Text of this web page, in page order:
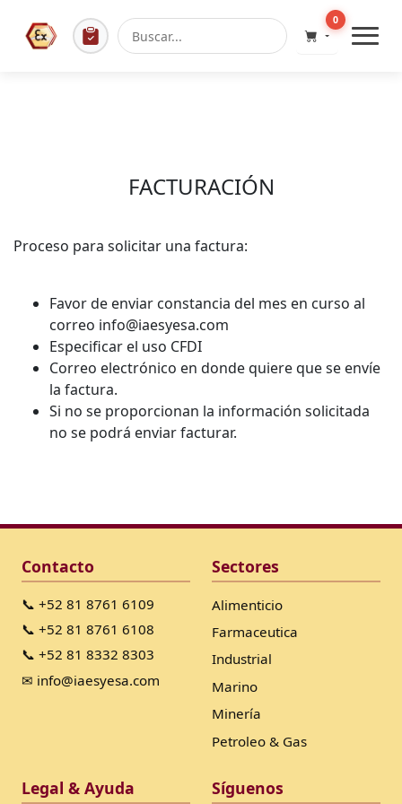
0
FACTURACIÓN
Proceso para solicitar una factura:
Favor de enviar constancia del mes en curso al
correo info@iaesyesa.com
Especificar el uso CFDI
Correo electrónico en donde quiere que se envíe
la factura.
Si no se proporcionan la información solicitada
no se podrá enviar facturar.
Contacto
📞 +52 81 8761 6109
📞 +52 81 8761 6108
📞 +52 81 8332 8303
✉ info@iaesyesa.com
Sectores
Alimenticio
Farmaceutica
Industrial
Marino
Minería
Petroleo & Gas
Legal & Ayuda Síguenos